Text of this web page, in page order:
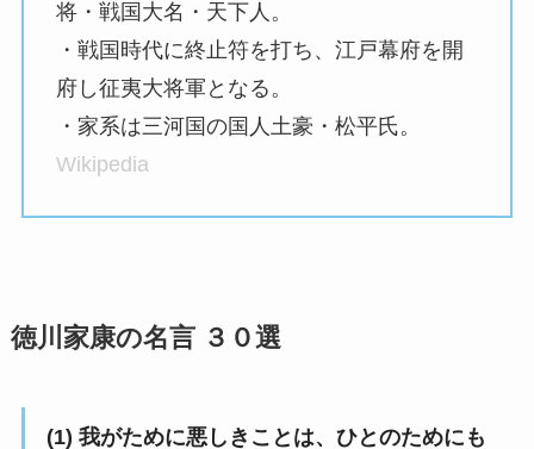
将・戦国大名・天下人。
・戦国時代に終止符を打ち、江戸幕府を開
府し征夷大将軍となる。
・家系は三河国の国人土豪・松平氏。
Wikipedia
徳川家康の名言 ３０選
(1) 我がために悪しきことは、ひとのためにも